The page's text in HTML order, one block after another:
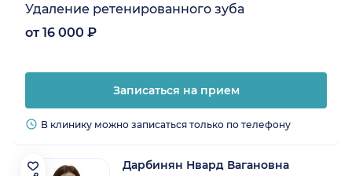
Удаление ретенированного зуба
от 16 000 ₽
Записаться на прием
В клинику можно записаться только по телефону
Дарбинян Нвард Вагановна